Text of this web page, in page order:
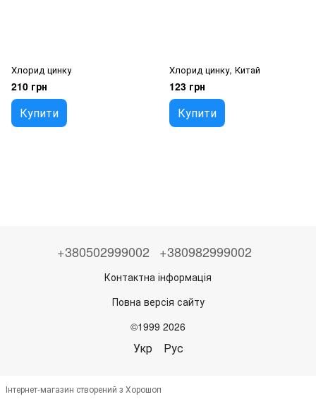
Хлорид цинку
210 грн
Купити
Хлорид цинку, Китай
123 грн
Купити
+380502999002 +380982999002
Контактна інформація
Повна версія сайту
©1999 2026
Укр Рус
Інтернет-магазин створений з Хорошоп